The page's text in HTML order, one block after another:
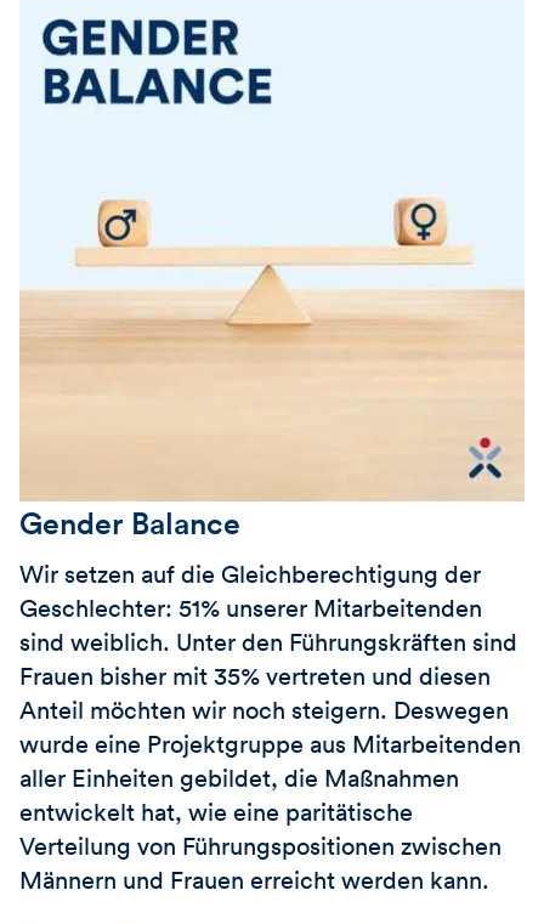
Gender Balance
Wir setzen auf die Gleichberechtigung der
Geschlechter: 51% unserer Mitarbeitenden
sind weiblich. Unter den Führungskräften sind
Frauen bisher mit 35% vertreten und diesen
Anteil möchten wir noch steigern. Deswegen
wurde eine Projektgruppe aus Mitarbeitenden
aller Einheiten gebildet, die Maßnahmen
entwickelt hat, wie eine paritätische
Verteilung von Führungspositionen zwischen
Männern und Frauen erreicht werden kann.